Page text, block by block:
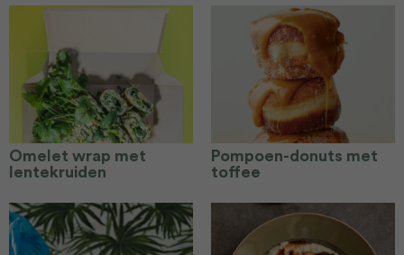
Omelet wrap met
lentekruiden
Pompoen-donuts met
toffee